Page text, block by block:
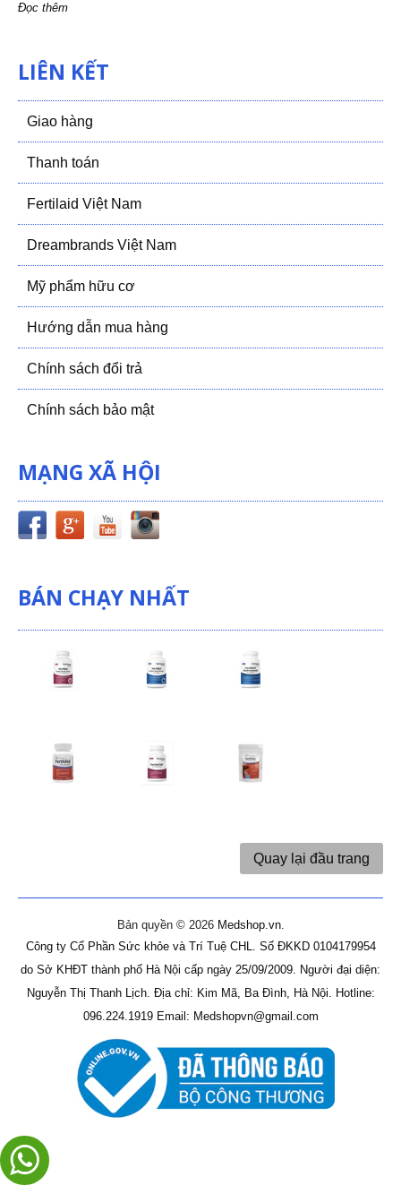
Đọc thêm
LIÊN KẾT
Giao hàng
Thanh toán
Fertilaid Việt Nam
Dreambrands Việt Nam
Mỹ phẩm hữu cơ
Hướng dẫn mua hàng
Chính sách đổi trả
Chính sách bảo mật
MẠNG XÃ HỘI
BÁN CHẠY NHẤT
Quay lại đầu trang
Bản quyền © 2026 Medshop.vn.
Công ty Cổ Phần Sức khỏe và Trí Tuệ CHL. Số ĐKKD 0104179954
do Sở KHĐT thành phố Hà Nội cấp ngày 25/09/2009. Người đại diện:
Nguyễn Thị Thanh Lịch. Địa chỉ: Kim Mã, Ba Đình, Hà Nội. Hotline:
096.224.1919 Email: Medshopvn@gmail.com